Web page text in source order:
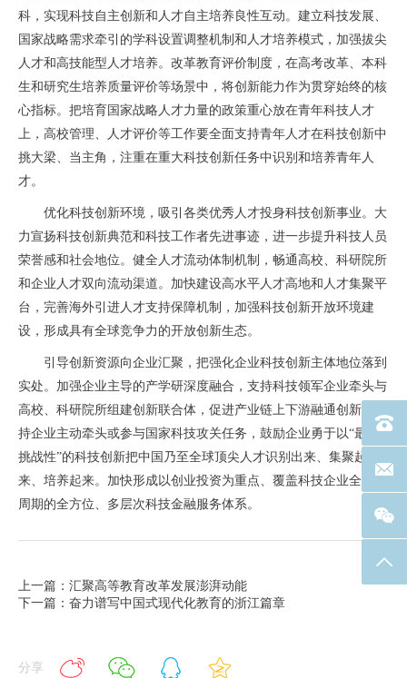
科，实现科技自主创新和人才自主培养良性互动。建立科技发展、
国家战略需求牵引的学科设置调整机制和人才培养模式，加强拔尖
人才和高技能型人才培养。改革教育评价制度，在高考改革、本科
生和研究生培养质量评价等场景中，将创新能力作为贯穿始终的核
心指标。把培育国家战略人才力量的政策重心放在青年科技人才
上，高校管理、人才评价等工作要全面支持青年人才在科技创新中
挑大梁、当主角，注重在重大科技创新任务中识别和培养青年人
才。
优化科技创新环境，吸引各类优秀人才投身科技创新事业。大
力宣扬科技创新典范和科技工作者先进事迹，进一步提升科技人员
荣誉感和社会地位。健全人才流动体制机制，畅通高校、科研院所
和企业人才双向流动渠道。加快建设高水平人才高地和人才集聚平
台，完善海外引进人才支持保障机制，加强科技创新开放环境建
设，形成具有全球竞争力的开放创新生态。
引导创新资源向企业汇聚，把强化企业科技创新主体地位落到
实处。加强企业主导的产学研深度融合，支持科技领军企业牵头与
高校、科研院所组建创新联合体，促进产业链上下游融通创新。支
持企业主动牵头或参与国家科技攻关任务，鼓励企业勇于以“最具
挑战性”的科技创新把中国乃至全球顶尖人才识别出来、集聚起
来、培养起来。加快形成以创业投资为重点、覆盖科技企业全生命
周期的全方位、多层次科技金融服务体系。
上一篇：汇聚高等教育改革发展澎湃动能
下一篇：奋力谱写中国式现代化教育的浙江篇章
分享
电话
联系
返回